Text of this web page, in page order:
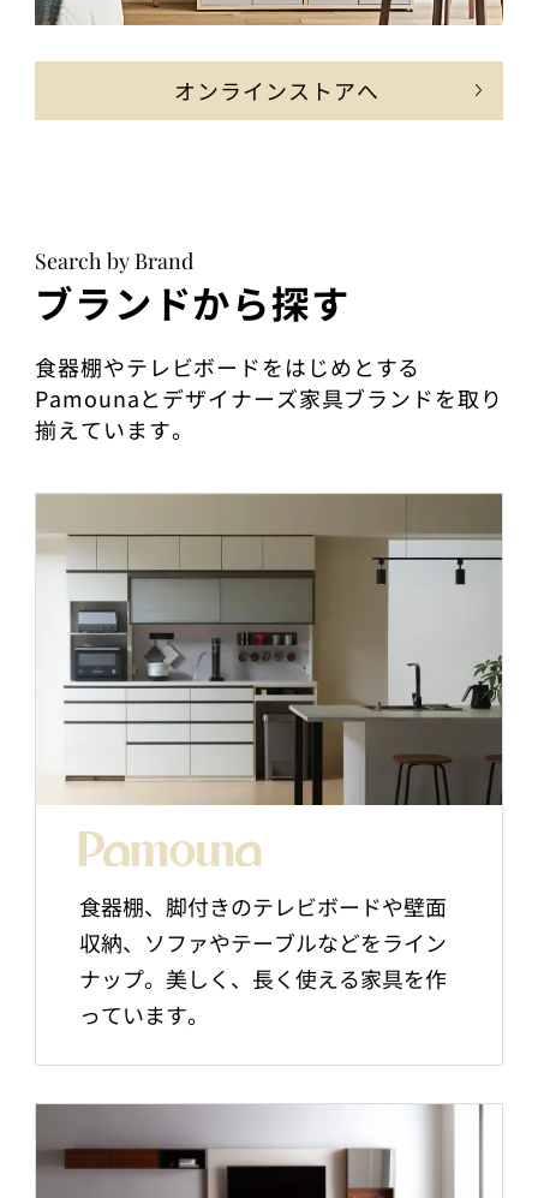
オンラインストアへ
Search by Brand
ブランドから探す
食器棚やテレビボードをはじめとする
Pamounaとデザイナーズ家具ブランドを取り
揃えています。
食器棚、脚付きのテレビボードや壁面
収納、ソファやテーブルなどをライン
ナップ。美しく、長く使える家具を作
っています。